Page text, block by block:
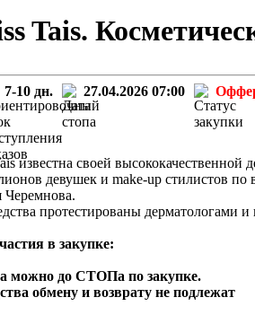
Tais.
7-10 дн. 27.04.2026 07:00
известна своей высококачественной
девушек и make-up стилистов по
Черемнова.
протестированы дерматологами
в закупке:
можно до СТОПа по закупке.
обмену и возврату не подлежат